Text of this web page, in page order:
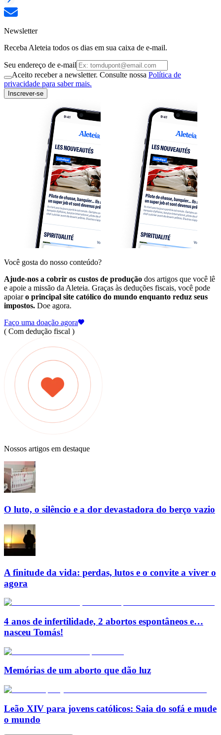
Newsletter
Receba Aleteia todos os dias em sua caixa de e-mail.
Seu endereço de e-mail
Aceito receber a newsletter. Consulte nossa Política de
privacidade para saber mais.
Inscrever-se
Você gosta do nosso conteúdo?
Ajude-nos a cobrir os custos de produção dos artigos que você lê
e apoie a missão da Aleteia. Graças às deduções fiscais, você pode
apoiaro principal site católico do mundo enquanto reduz seus
impostos. Doe agora.
Faço uma doação agora
( Com dedução fiscal )
Nossos artigos em destaque
O luto, o silêncio e a dor devastadora do berço vazio
A finitude da vida: perdas, lutos e o convite a viver o
agora
4 anos de infertilidade, 2 abortos espontâneos e…
nasceu Tomás!
Memórias de um aborto que dão luz
Leão XIV para jovens católicos: Saia do sofá e mude
o mundo